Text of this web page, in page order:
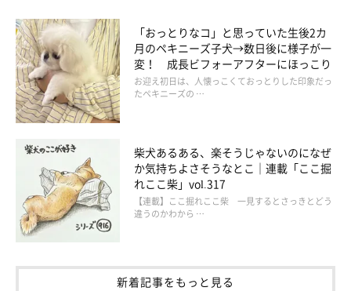
※この記事は投稿者さまにご了承をいただいたうえで制作してい
ます。
文／雨宮カイ
「おっとりなコ」と思っていた生後2カ
月のペキニーズ子犬→数日後に様子が一
変！ 成長ビフォーアフターにほっこり
お迎え初日は、人懐っこくておっとりした印象だっ
たペキニーズの …
柴犬あるある、楽そうじゃないのになぜ
か気持ちよさそうなとこ｜連載「ここ掘
れここ柴」vol.317
【連載】ここ掘れここ柴 一見するとさっきとどう
違うのかわから …
新着記事をもっと見る